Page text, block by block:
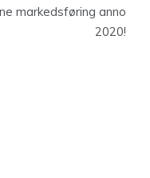
markedsføring anno
2020!